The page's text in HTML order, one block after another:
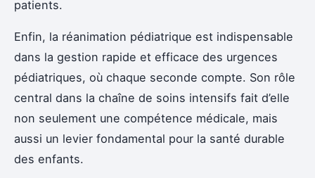
patients.
Enfin, la réanimation pédiatrique est indispensable
dans la gestion rapide et efficace des urgences
pédiatriques, où chaque seconde compte. Son rôle
central dans la chaîne de soins intensifs fait d’elle
non seulement une compétence médicale, mais
aussi un levier fondamental pour la santé durable
des enfants.